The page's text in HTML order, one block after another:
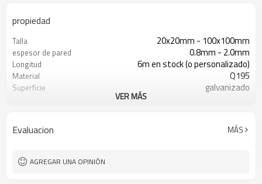
propiedad
Talla 20x20mm - 100x100mm
espesor de pared 0.8mm - 2.0mm
Longitud 6m en stock (o personalizado)
Material Q195
Superficie galvanizado
en paquetes con paquete de pvc de
VER MÁS
Evaluacion MÁS
AGREGAR UNA OPINIÓN